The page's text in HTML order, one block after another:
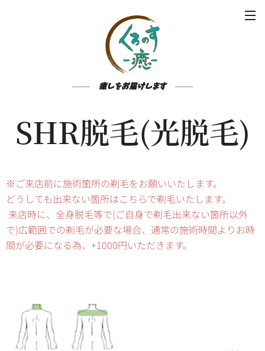
癒しをお届けします
SHR脱毛(光脱毛)
※ご来店前に施術箇所の剃毛をお願いいたします。
どうしても出来ない箇所はこちらで剃毛いたします。
来店時に、全身脱毛等で(ご自身で剃毛出来ない箇所以外
で)広範囲での剃毛が必要な場合、通常の施術時間よりお時
間が必要になる為、+1000円いただきます。